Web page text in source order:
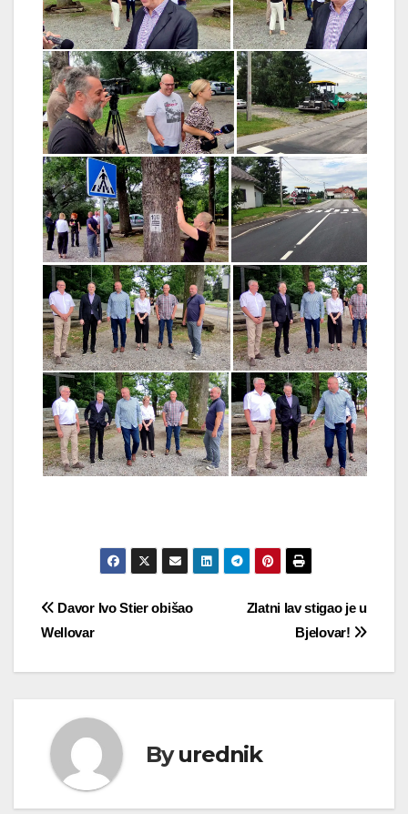
Navigacija
Zlatni lav stigao je u
Bjelovar!
Davor Ivo Stier obišao
Wellovar
Byurednik